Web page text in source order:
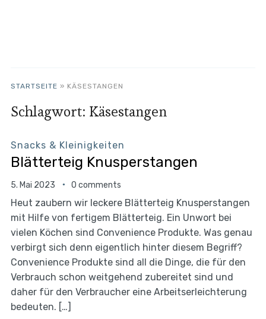
STARTSEITE » KÄSESTANGEN
Schlagwort: Käsestangen
Snacks & Kleinigkeiten
Blätterteig Knusperstangen
5. Mai 2023 0 comments
Heut zaubern wir leckere Blätterteig Knusperstangen
mit Hilfe von fertigem Blätterteig. Ein Unwort bei
vielen Köchen sind Convenience Produkte. Was genau
verbirgt sich denn eigentlich hinter diesem Begriff?
Convenience Produkte sind all die Dinge, die für den
Verbrauch schon weitgehend zubereitet sind und
daher für den Verbraucher eine Arbeitserleichterung
bedeuten. […]